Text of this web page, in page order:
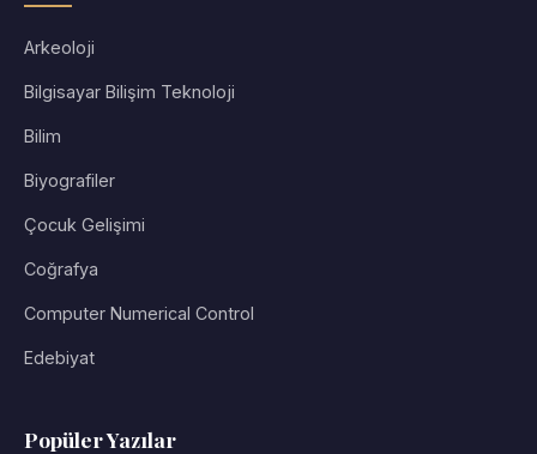
Arkeoloji
Bilgisayar Bilişim Teknoloji
Bilim
Biyografiler
Çocuk Gelişimi
Coğrafya
Computer Numerical Control
Edebiyat
Popüler Yazılar